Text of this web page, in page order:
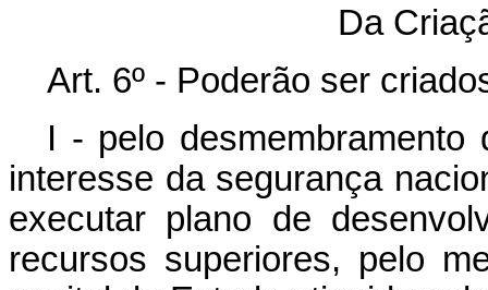
Da
Art. 6º - Poderão ser
I - pelo
interesse da segurança
executar plano de
recursos superiores, pelo